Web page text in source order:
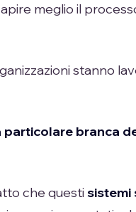
meglio il
stanno
branca
che questisistemi